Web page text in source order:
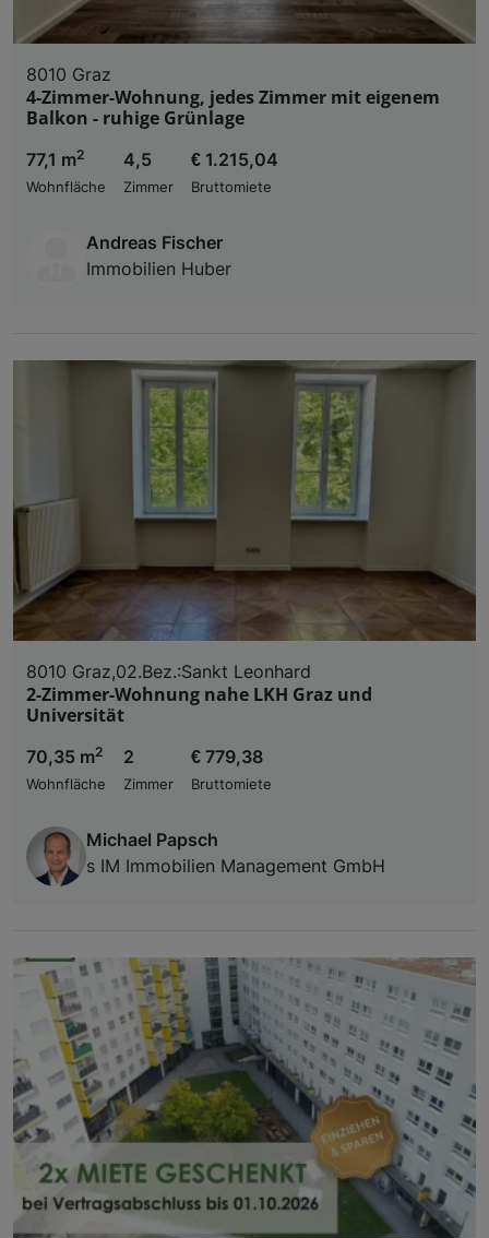
8010 Graz
4-Zimmer-Wohnung, jedes Zimmer mit eigenem
Balkon - ruhige Grünlage
77,1 m2
Wohnfläche
4,5
Zimmer
€ 1.215,04
Bruttomiete
Andreas Fischer
Immobilien Huber
8010 Graz,02.Bez.:Sankt Leonhard
2-Zimmer-Wohnung nahe LKH Graz und
Universität
70,35 m2
Wohnfläche
2
Zimmer
€ 779,38
Bruttomiete
Michael Papsch
s IM Immobilien Management GmbH